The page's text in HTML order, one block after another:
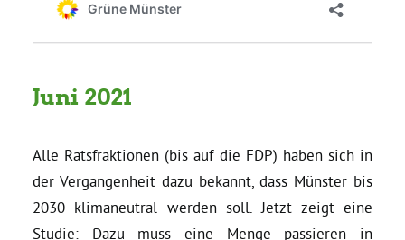
Kontakt
Juni 2021
Alle Ratsfraktionen (bis auf die FDP) haben sich in
der Vergangenheit dazu bekannt, dass Münster bis
2030 klimaneutral werden soll. Jetzt zeigt eine
Studie: Dazu muss eine Menge passieren in